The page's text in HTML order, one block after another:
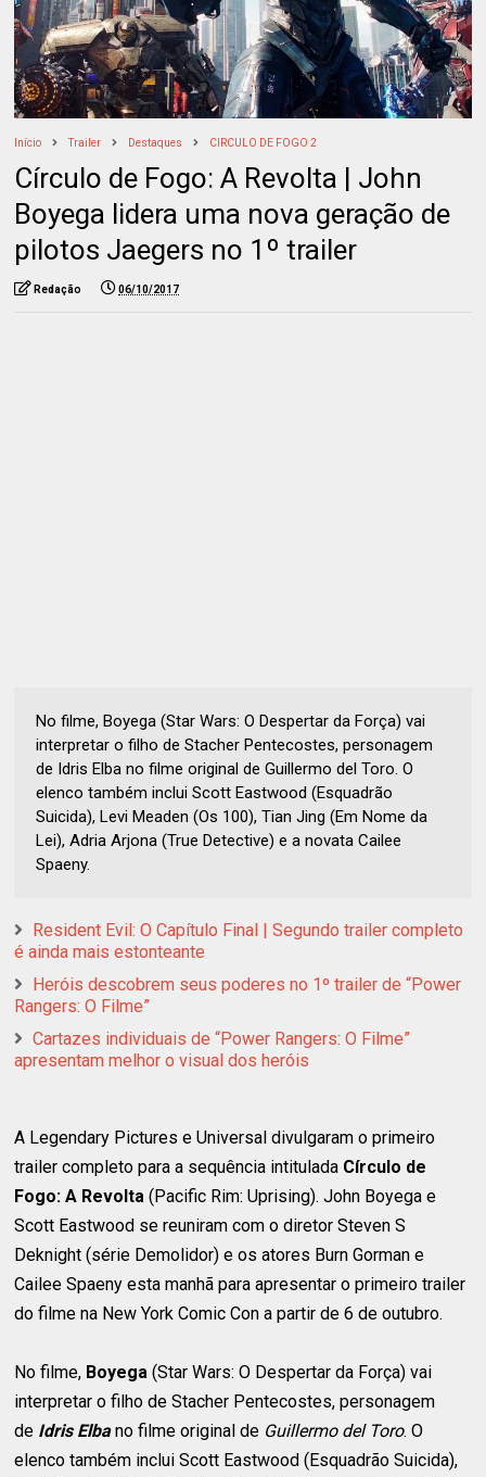
Início Trailer Destaques CIRCULO DE FOGO 2
Círculo de Fogo: A Revolta | John
Boyega lidera uma nova geração de
pilotos Jaegers no 1º trailer
Redação 06/10/2017
No filme, Boyega (Star Wars: O Despertar da Força) vai
interpretar o filho de Stacher Pentecostes, personagem
de Idris Elba no filme original de Guillermo del Toro. O
elenco também inclui Scott Eastwood (Esquadrão
Suicida), Levi Meaden (Os 100), Tian Jing (Em Nome da
Lei), Adria Arjona (True Detective) e a novata Cailee
Spaeny.
Resident Evil: O Capítulo Final | Segundo trailer completo
é ainda mais estonteante
Heróis descobrem seus poderes no 1º trailer de “Power
Rangers: O Filme”
Cartazes individuais de “Power Rangers: O Filme”
apresentam melhor o visual dos heróis
A Legendary Pictures e Universal divulgaram o primeiro
trailer completo para a sequência intitulada Círculo de
Fogo: A Revolta (Pacific Rim: Uprising). John Boyega e
Scott Eastwood se reuniram com o diretor Steven S
Deknight (série Demolidor) e os atores Burn Gorman e
Cailee Spaeny esta manhã para apresentar o primeiro trailer
do filme na New York Comic Con a partir de 6 de outubro.
No filme, Boyega (Star Wars: O Despertar da Força) vai
interpretar o filho de Stacher Pentecostes, personagem
de Idris Elbano filme original de Guillermo del Toro. O
elenco também inclui Scott Eastwood (Esquadrão Suicida),